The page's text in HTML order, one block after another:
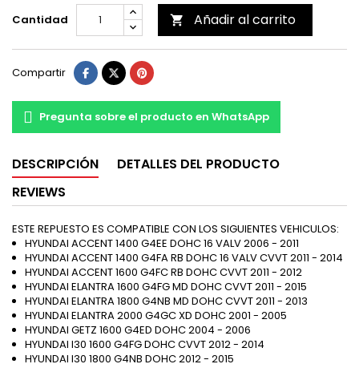
Cantidad  Añadir al carrito
Compartir
Pregunta sobre el producto en WhatsApp
DESCRIPCIÓN
DETALLES DEL PRODUCTO
REVIEWS
ESTE REPUESTO ES COMPATIBLE CON LOS SIGUIENTES VEHICULOS:
HYUNDAI ACCENT 1400 G4EE DOHC 16 VALV 2006 - 2011
HYUNDAI ACCENT 1400 G4FA RB DOHC 16 VALV CVVT 2011 - 2014
HYUNDAI ACCENT 1600 G4FC RB DOHC CVVT 2011 - 2012
HYUNDAI ELANTRA 1600 G4FG MD DOHC CVVT 2011 - 2015
HYUNDAI ELANTRA 1800 G4NB MD DOHC CVVT 2011 - 2013
HYUNDAI ELANTRA 2000 G4GC XD DOHC 2001 - 2005
HYUNDAI GETZ 1600 G4ED DOHC 2004 - 2006
HYUNDAI I30 1600 G4FG DOHC CVVT 2012 - 2014
HYUNDAI I30 1800 G4NB DOHC 2012 - 2015